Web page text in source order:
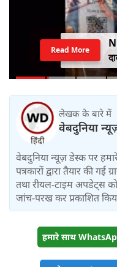
थे
Read More
लेखक के बारे में
वेबदुनिया
वेबदुनिया न्यूज़ डेस्क पर
पत्रकारों द्वारा तैयार की गई
तथा रीयल-टाइम अपडेट्स को
जांच-परख कर प्रकाशित
हमारे साथ